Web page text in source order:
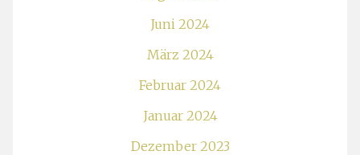
Juni 2024
März 2024
Februar 2024
Januar 2024
Dezember 2023